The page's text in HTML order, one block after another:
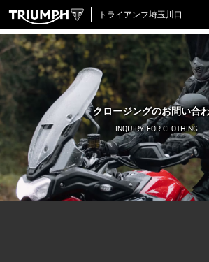
トライアンフ埼玉川口
新車在庫情報
試乗車一覧
認定中古車
アクセサリー
クロージング
アップデート
店舗情報
クロージングのお問い合
INQUIRY FOR CLOTHING